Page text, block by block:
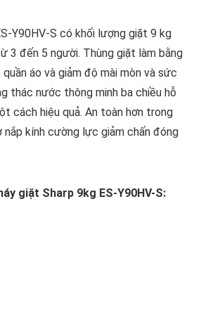
Y90HV-S có khối lượng giặt 9 kg
3 đến 5 người. Thùng giặt làm bằng
áo và giảm độ mài mòn và sức
thác nước thông minh ba chiều hỗ
cách hiệu quả. An toàn hơn trong
nắp kính cường lực giảm chấn đóng
giặt Sharp 9kg ES-Y90HV-S: